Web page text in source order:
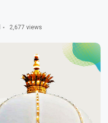
2,677 views